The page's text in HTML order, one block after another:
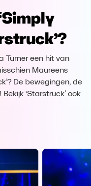
Download
Download
Turner een hit van
Maureens
De bewegingen, de
‘Starstruck’ ook